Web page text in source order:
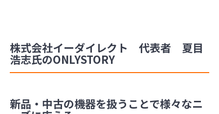
株式会社イーダイレクト 代表者 夏目
浩志氏のONLYSTORY
新品・中古の機器を扱うことで様々なニ